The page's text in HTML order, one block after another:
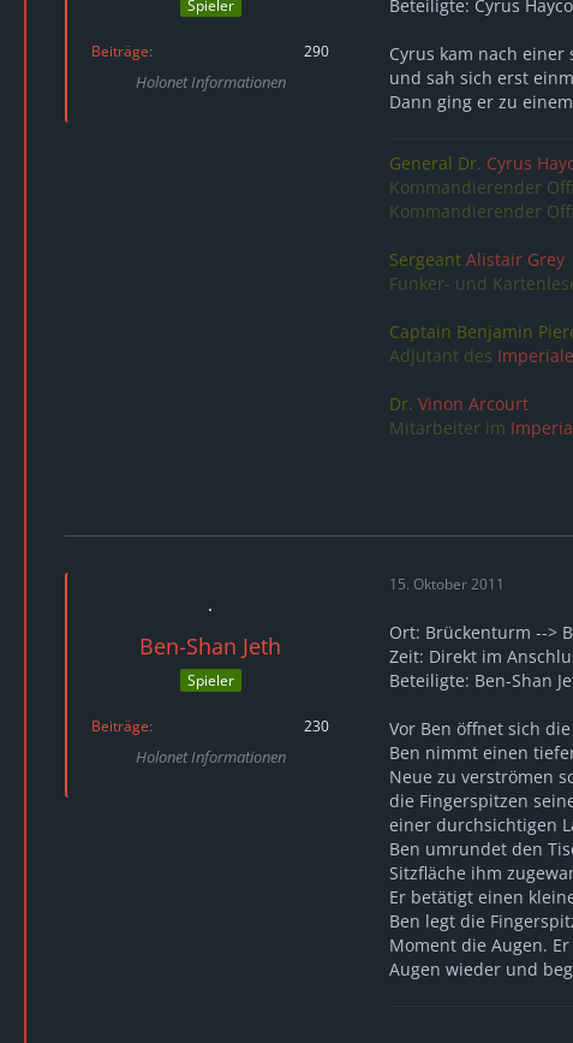
Spieler
Beiträge 290
Holonet Informationen
Beteiligte: Cyrus
Cyrus kam nach
und sah sich erst
Dann ging er zu
General Dr. Cyrus
Kommandierender
Kommandierender
Sergeant Alistair Grey
Funker- und
Captain Benjamin
Adjutant des
Dr. Vinon Arcourt
Mitarbeiter im
Ben-Shan Jeth
Spieler
Beiträge 230
Holonet Informationen
15. Oktober 2011
Ort: Brückenturm -->
Zeit: Direkt im
Beteiligte: Ben-Shan
Vor Ben öffnet sich
Ben nimmt einen
Neue zu verströmen
die Fingerspitzen
einer durchsichtigen
Ben umrundet den
Sitzfläche ihm
Er betätigt einen
Ben legt die
Moment die Augen.
Augen wieder und